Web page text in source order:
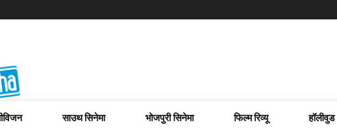
साउथ सिनेमा भोजपुरी सिनेमा फिल्म रिव्यू हॉलीवुड